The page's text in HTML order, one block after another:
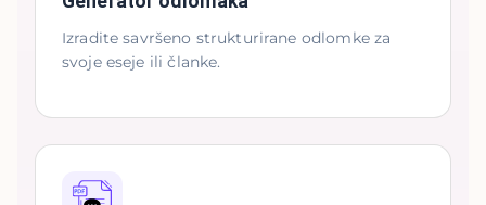
Izradite savršeno strukturirane odlomke za
svoje eseje ili članke.